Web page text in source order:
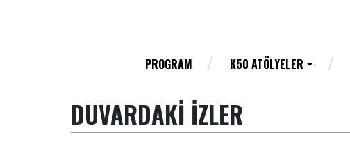
PROGRAM K50 ATÖLYELER
DUVARDAKİ İZLER
Eda Naz Gökdemir
Eda Tanrıverdi